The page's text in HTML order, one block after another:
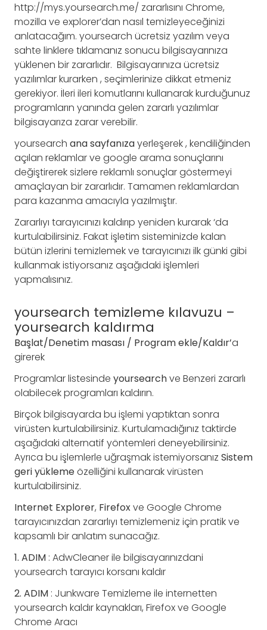
http://mys.yoursearch.me/ zararlısını Chrome,
mozilla ve explorer’dan nasıl temizleyeceğinizi
anlatacağım. yoursearch ücretsiz yazılım veya
sahte linklere tıklamanız sonucu bilgisayarınıza
yüklenen bir zararlıdır. Bilgisayarınıza ücretsiz
yazılımlar kurarken , seçimlerinize dikkat etmeniz
gerekiyor. İleri ileri komutlarını kullanarak kurduğunuz
programların yanında gelen zararlı yazılımlar
bilgisayarıza zarar verebilir.
yoursearch anasayfanızayerleşerek , kendiliğinden
açılan reklamlar ve google arama sonuçlarını
değiştirerek sizlere reklamlı sonuçlar göstermeyi
amaçlayan bir zararlıdır. Tamamen reklamlardan
para kazanma amacıyla yazılmıştır.
Zararlıyı tarayıcınızı kaldırıp yeniden kurarak ‘da
kurtulabilirsiniz. Fakat işletim sisteminizde kalan
bütün izlerini temizlemek ve tarayıcınızı ilk günki gibi
kullanmak istiyorsanız aşağıdaki işlemleri
yapmalısınız.
yoursearch temizleme kılavuzu –
yoursearch kaldırma
Başlat/Denetim masası / Program ekle/Kaldır’a
girerek
Programlar listesinde yoursearchve Benzeri zararlı
olabilecek programları kaldırın.
Birçok bilgisayarda bu işlemi yaptıktan sonra
virüsten kurtulabilirsiniz. Kurtulamadığınız taktirde
aşağıdaki alternatif yöntemleri deneyebilirsiniz.
Ayrıca bu işlemlerle uğraşmak istemiyorsanız Sistem
geri yüklemeözelliğini kullanarak virüsten
kurtulabilirsiniz.
Internet Explorer, Firefoxve Google Chrome
tarayıcınızdan zararlıyı temizlemeniz için pratik ve
kapsamlı bir anlatım sunacağız.
1. ADIM : AdwCleaner ile bilgisayarınızdani
yoursearch tarayıcı korsanı kaldır
2. ADIM : Junkware Temizleme ile internetten
yoursearch kaldır kaynakları, Firefox ve Google
Chrome Aracı